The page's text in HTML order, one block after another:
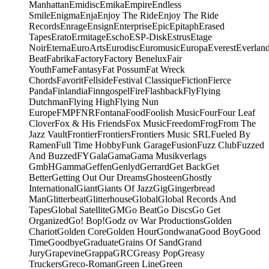
ManhattanEmidiscEmikaEmpireEndless
SmileEnigmaEnjaEnjoy The RideEnjoy The Ride
RecordsEnrageEnsignEnterpriseEpicEpitaphErased
TapesEratoErmitageEschoESP-DiskEstrusEtage
NoirEternaEuroArtsEurodiscEuromusicEuropaEverest
BeatFabrikaFactoryFactory BeneluxFair
YouthFameFantasyFat PossumFat Wreck
ChordsFavoritFellsideFestival ClassiqueFictionFierce
PandaFinlandiaFinngospelFireFlashbackFlyFlying
DutchmanFlying HighFlying Nun
EuropeFMPFNRFontanaFoodFoolish MusicFourFour Leaf
CloverFox & His FriendsFox MusicFreedomFrogFrom The
Jazz VaultFrontierFrontiersFrontiers Music SRLFueled By
RamenFull Time HobbyFunk GarageFusionFuzz ClubFuzzed
And BuzzedFYGalaGamaGama Musikverlags
GmbHGammaGeffenGenlydGerrardGet BackGet
BetterGetting Out Our DreamsGhosteenGhostly
InternationalGiantGiants Of JazzGigGingerbread
ManGlitterbeatGlitterhouseGlobalGlobal Records And
TapesGlobal SatelliteGMGo BeatGo DiscsGo Get
OrganizedGo! Bop!Godz ov War ProductionsGolden
ChariotGolden CoreGolden HourGondwanaGood BoyGood
TimeGoodbyeGraduateGrains Of SandGrand
JuryGrapevineGrappaGRCGreasy PopGreasy
TruckersGreco-RomanGreen LineGreen